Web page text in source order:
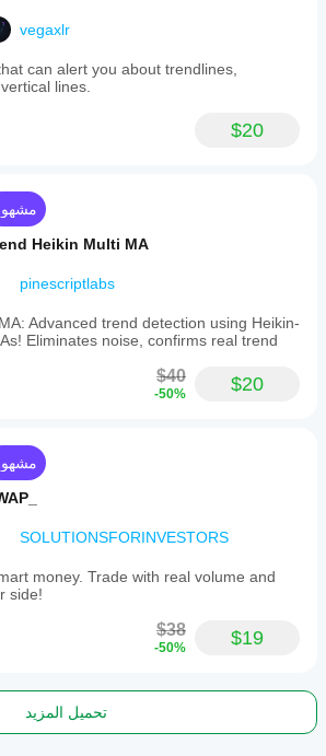
vegaxlr
can alert you about trendlines,
lines.
$20
Heikin Multi MA
pinescriptlabs
Advanced trend detection using Heikin-
Eliminates noise, confirms real trend
$40
-50% $20
SOLUTIONSFORINVESTORS
money. Trade with real volume and
side!
$38
-50% $19
تحميل المزيد